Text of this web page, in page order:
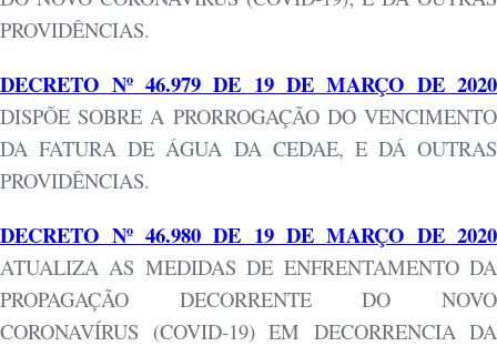
PROVIDÊNCIAS.
DECRETO Nº 46.979 DE 19 DE MARÇO DE 2020
DISPÕE SOBRE A PRORROGAÇÃO DO VENCIMENTO
DA FATURA DE ÁGUA DA CEDAE, E DÁ OUTRAS
PROVIDÊNCIAS.
DECRETO Nº 46.980 DE 19 DE MARÇO DE 2020
ATUALIZA AS MEDIDAS DE ENFRENTAMENTO DA
PROPAGAÇÃO DECORRENTE DO NOVO
CORONAVÍRUS (COVID-19) EM DECORRENCIA DA